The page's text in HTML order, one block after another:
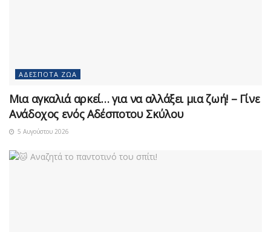
ΑΔΈΣΠΟΤΑ ΖΏΑ
Μια αγκαλιά αρκεί… για να αλλάξει μια ζωή! – Γίνε
Ανάδοχος ενός Αδέσποτου Σκύλου
5 Αυγούστου 2026